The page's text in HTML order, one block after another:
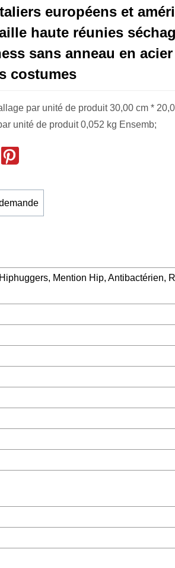
européens et
haute réunies
sans anneau en
costumes
par unité de produit 30,00 cm *
unité de produit 0,052 kg Ensemb;
Mention Hip, Antibactérien,